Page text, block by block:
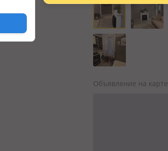
Объявление на карте